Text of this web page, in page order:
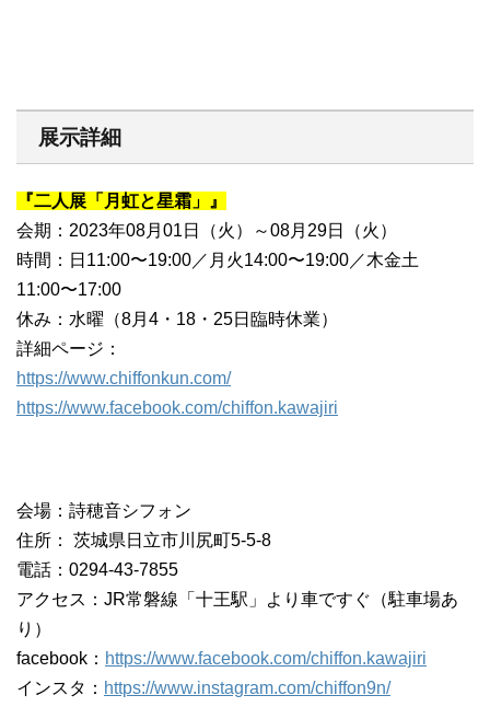
展示詳細
『二人展「月虹と星霜」』
会期：2023年08月01日（火）～08月29日（火）
時間：日11:00〜19:00／月火14:00〜19:00／木金土
11:00〜17:00
休み：水曜（8月4・18・25日臨時休業）
詳細ページ：
https://www.chiffonkun.com/
https://www.facebook.com/chiffon.kawajiri
会場：詩穂音シフォン
住所： 茨城県日立市川尻町5-5-8
電話：0294-43-7855
アクセス：JR常磐線「十王駅」より車ですぐ（駐車場あ
り）
facebook： https://www.facebook.com/chiffon.kawajiri
インスタ： https://www.instagram.com/chiffon9n/